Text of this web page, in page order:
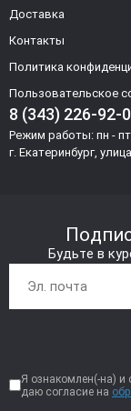
Доставка
Контакты
Политика
Пользовательское
8 (343) 226-92-
Режим работы: пн -
г. Екатеринбург,
Будьте в
Я ознакомлен(-на) и
даю согласие на